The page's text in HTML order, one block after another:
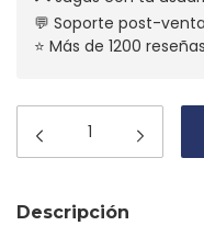
💬 Soporte post-
⭐ Más de 1200
Descripción